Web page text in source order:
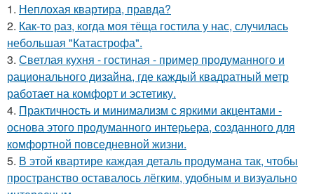
1. Неплохая квартира, правда?
2. Как-то раз, когда моя тёща гостила у нас, случилась
небольшая "Катастрофа".
3. Светлая кухня - гостиная - пример продуманного и
рационального дизайна, где каждый квадратный метр
работает на комфорт и эстетику.
4. Практичность и минимализм с яркими акцентами -
основа этого продуманного интерьера, созданного для
комфортной повседневной жизни.
5. В этой квартире каждая деталь продумана так, чтобы
пространство оставалось лёгким, удобным и визуально